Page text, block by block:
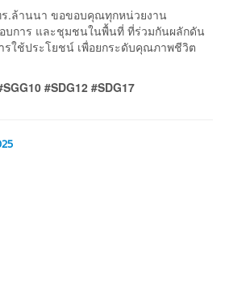
.ล้านนา ขอขอบคุณทุกหน่วยงาน
บการ และชุมชนในพื้นที่ ที่ร่วมกันผลักดัน
รใช้ประโยชน์ เพื่อยกระดับคุณภาพชีวิต
#SDG12 #SDG17